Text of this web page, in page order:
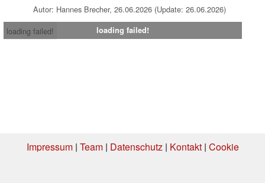
Autor: Hannes Brecher, 26.06.2026 (Update: 26.06.2026)
loading failed!
loading failed!
Impressum| Team| Datenschutz| Kontakt| Cookie